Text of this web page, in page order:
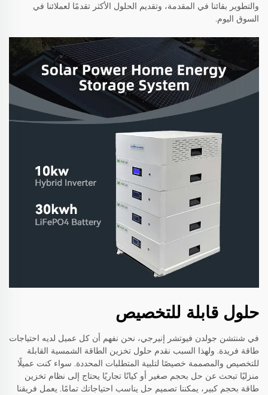
والتطوير بقائنا في المقدمة، وتقديم الحلول الأكثر تقدمًا لعملائنا في
السوق اليوم.
حلول قابلة للتخصيص
في شنتشن جولدن فيوتشر إنيرجي، نحن نفهم أن كل عميل لديه احتياجات
طاقة فريدة. ولهذا السبب نقدم حلول تخزين الطاقة الشمسية القابلة
للتخصيص والمصممة خصيصًا لتلبية المتطلبات المحددة. سواء كنت عميلًا
منزليًا تبحث عن حل بحجم صغير أو كيانًا تجاريًا يحتاج إلى نظام تخزين
طاقة بحجم كبير، يمكننا تصميم حل يناسب احتياجاتك تمامًا. يعمل فريقنا